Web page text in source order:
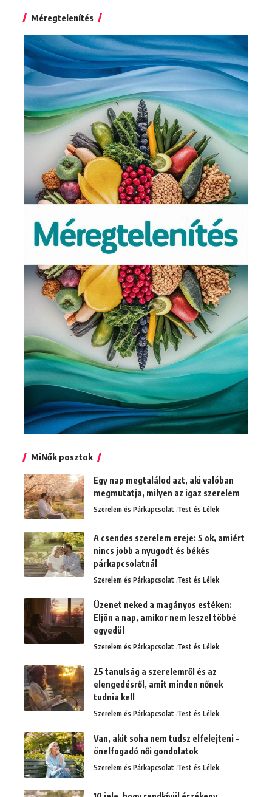
Méregtelenítés
MiNők posztok
Egy nap megtalálod azt, aki valóban
megmutatja, milyen az igaz szerelem
Szerelem és Párkapcsolat Test és Lélek
A csendes szerelem ereje: 5 ok, amiért
nincs jobb a nyugodt és békés
párkapcsolatnál
Szerelem és Párkapcsolat Test és Lélek
Üzenet neked a magányos estéken:
Eljön a nap, amikor nem leszel többé
egyedül
Szerelem és Párkapcsolat Test és Lélek
25 tanulság a szerelemről és az
elengedésről, amit minden nőnek
tudnia kell
Szerelem és Párkapcsolat Test és Lélek
Van, akit soha nem tudsz elfelejteni –
önelfogadó női gondolatok
Szerelem és Párkapcsolat Test és Lélek